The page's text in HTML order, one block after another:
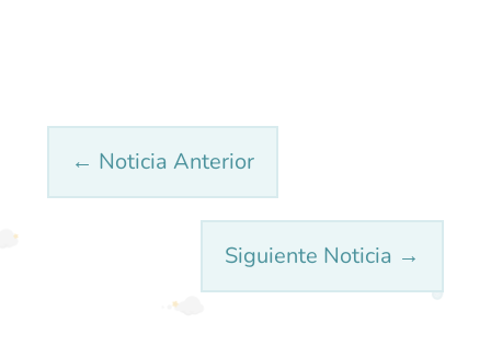
← Noticia Anterior
Siguiente Noticia →